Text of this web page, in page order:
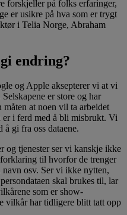
forskjeller på folks erfaringer,
er usikre på hva som er trygt
i Telia Norge, Abraham
endring?
og Apple aksepterer vi at vi
er store og har
måten at noen vil ta arbeidet
er i ferd med å bli misbrukt. Vi
å gi fra oss dataene.
og tjenester ser vi kanskje ikke
til hvorfor de trenger
osv. Ser vi ikke nytten,
skal brukes til, lar
som er show-
vilkår har tidligere blitt tatt opp